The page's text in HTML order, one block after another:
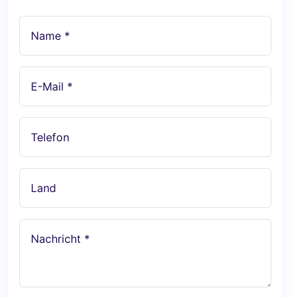
Name *
E-Mail *
Telefon
Land
Nachricht *